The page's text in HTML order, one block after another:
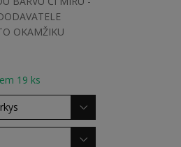
OKAMŽIKU
19 ks